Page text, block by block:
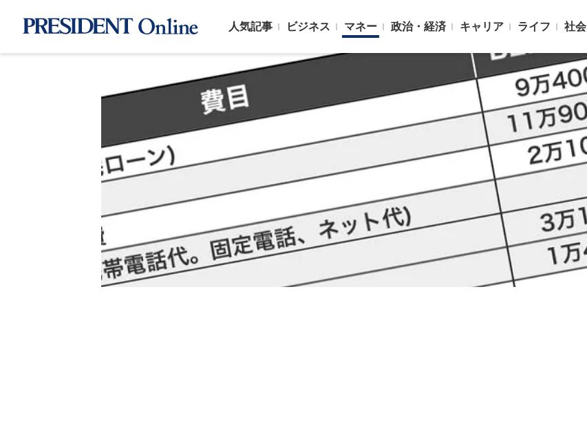
人気記事 ビジネス マネー 政治・経済 キャリア ライフ 社会